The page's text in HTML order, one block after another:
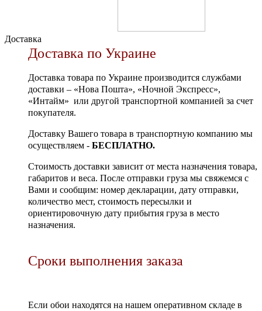
Доставка
Доставка по Украине
Доставка товара по Украине производится службами
доставки – «Нова Пошта», «Ночной Экспресс»,
«Интайм» или другой транспортной компанией за счет
покупателя.
Доставку Вашего товара в транспортную компанию мы
осуществляем - БЕСПЛАТНО.
Стоимость доставки зависит от места назначения товара,
габаритов и веса. После отправки груза мы свяжемся с
Вами и сообщим: номер декларации, дату отправки,
количество мест, стоимость пересылки и
ориентировочную дату прибытия груза в место
назначения.
Сроки выполнения заказа
Если обои находятся на нашем оперативном складе в